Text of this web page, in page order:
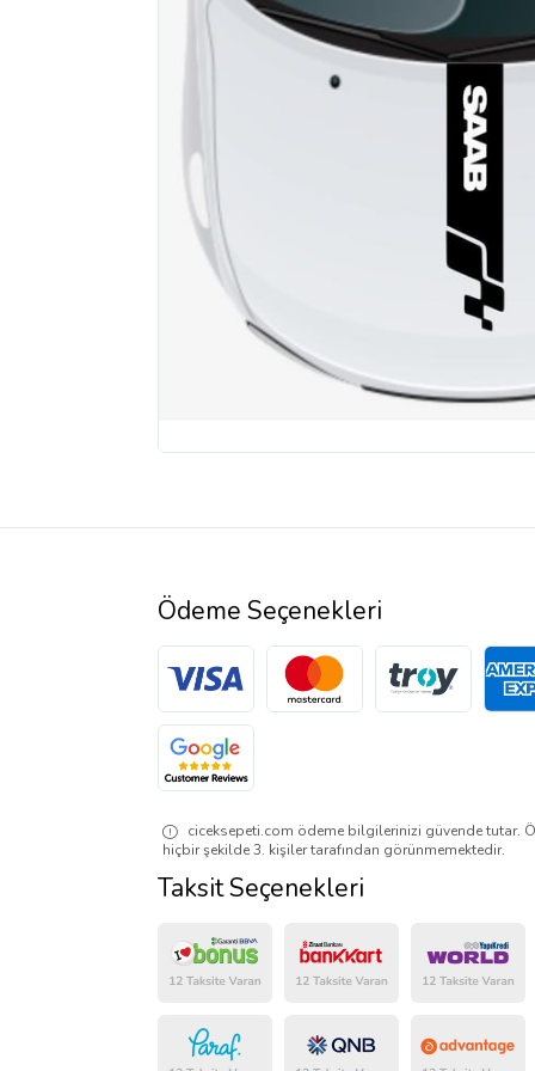
Ödeme Seçenekleri
ciceksepeti.com ödeme bilgilerinizi güvende tutar.
hiçbir şekilde 3. kişiler tarafından görünmemektedir.
Taksit Seçenekleri